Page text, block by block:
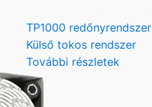
TP1000 redőnyrendszer
Külső tokos rendszer
További részletek